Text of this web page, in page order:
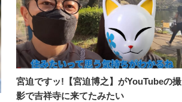
宮迫ですッ!【宮迫博之】がYouTubeの撮
影で吉祥寺に来てたみたい